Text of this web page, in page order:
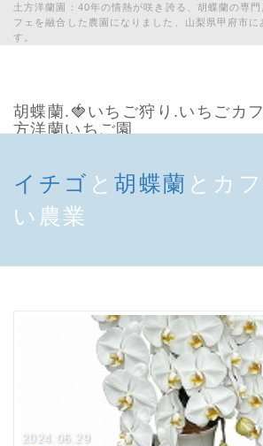
土方洋蘭園：40年の情熱が咲き誇る、胡蝶蘭の専
フェを融合した農園になりました、山梨県甲府市
す。
胡蝶蘭.🍓いちご狩り.いちごカ
方洋蘭いちご園
イチゴ と 胡蝶蘭 とカ
い農業
2024.06.29